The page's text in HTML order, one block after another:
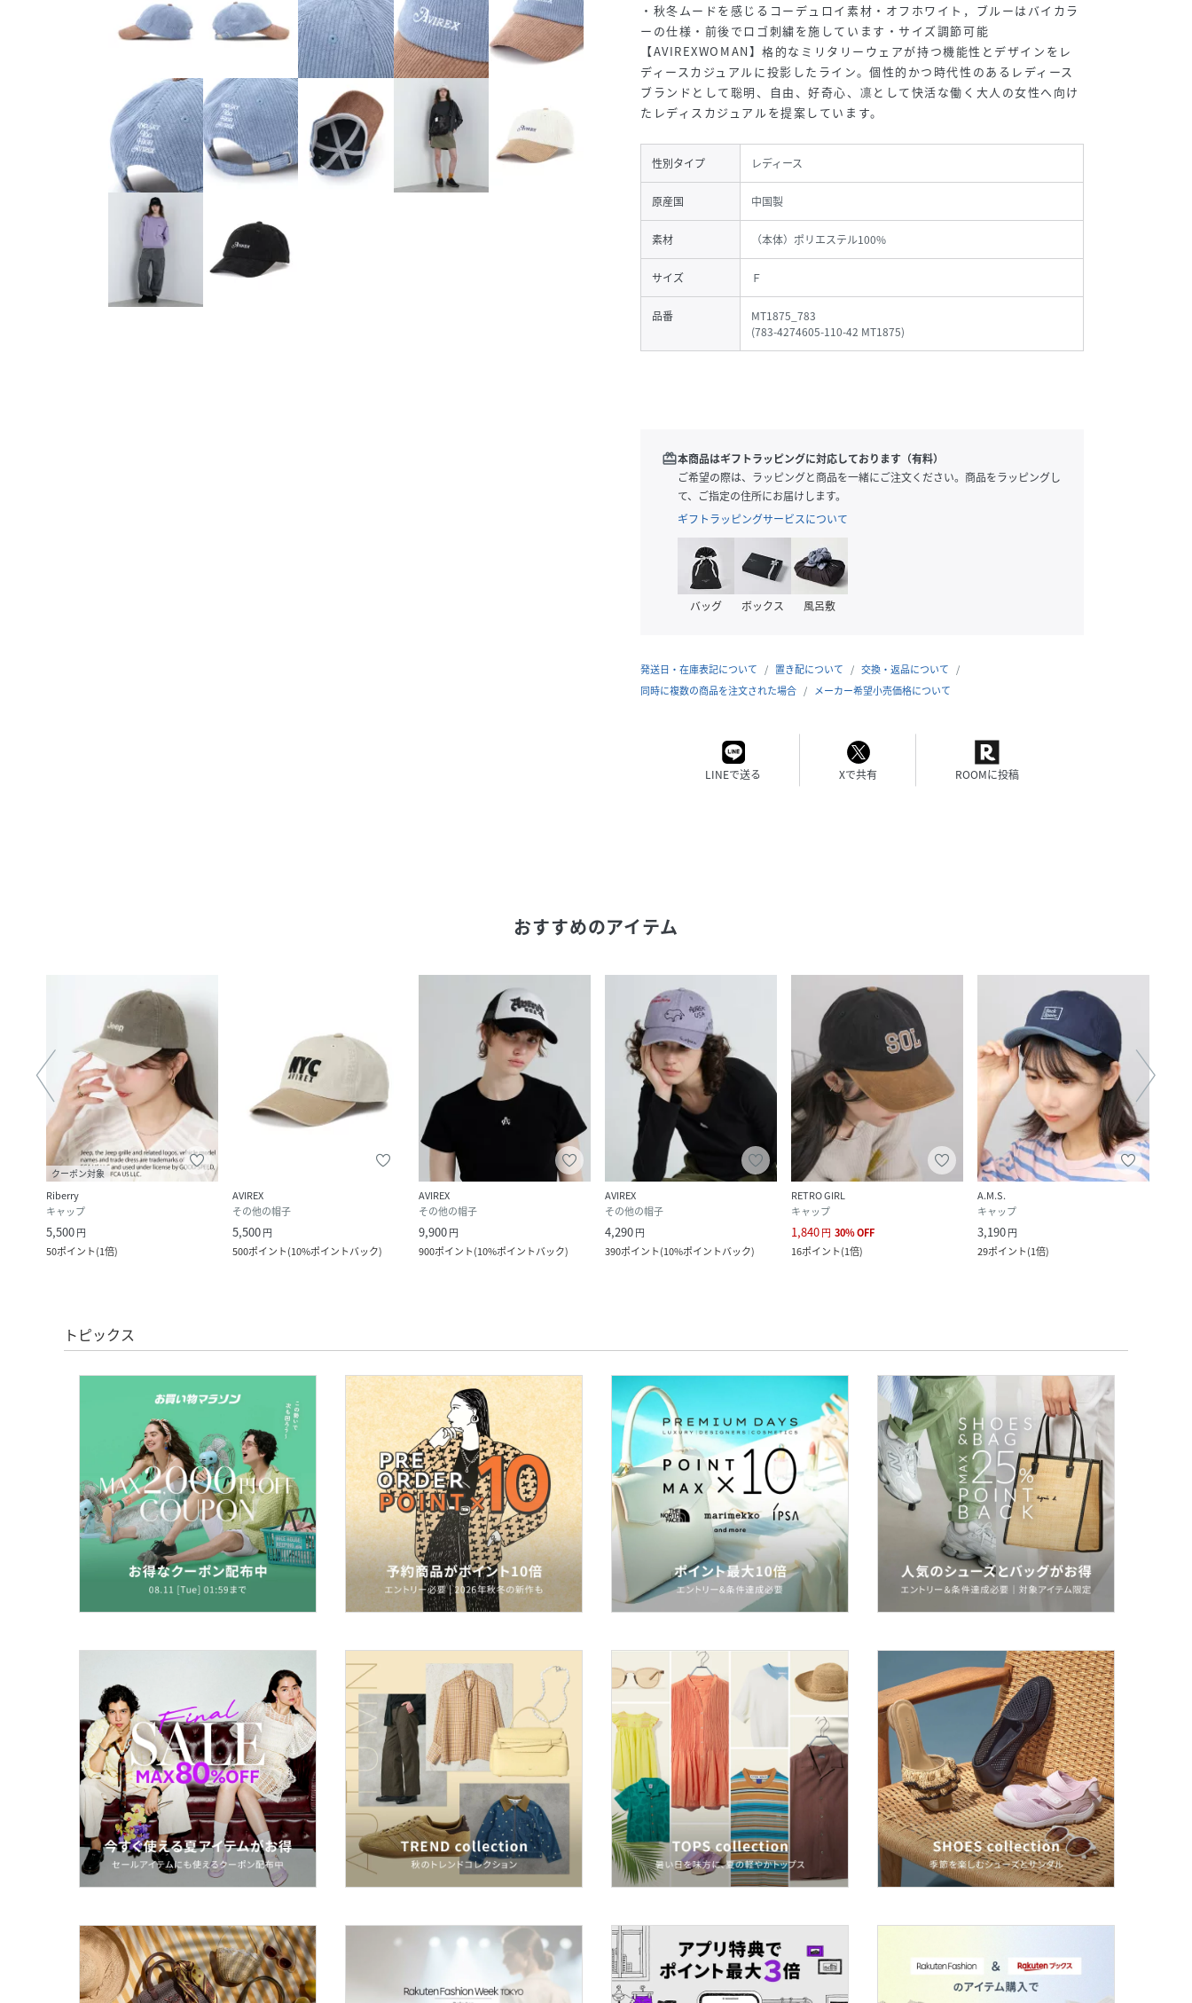
・秋冬ムードを感じるコーデュロイ素材・オフホワイト，ブルーはバイカラ
ーの仕様・前後でロゴ刺繍を施しています・サイズ調節可能
【AVIREXWOMAN】格的なミリタリーウェアが持つ機能性とデザインをレ
ディースカジュアルに投影したライン。個性的かつ時代性のあるレディース
ブランドとして聡明、自由、好奇心、凛として快活な働く大人の女性へ向け
たレディスカジュアルを提案しています。
性別タイプ レディース
原産国 中国製
素材 （本体）ポリエステル100%
サイズ Ｆ
品番
MT1875_783
(783-4274605-110-42 MT1875)
redeem本商品はギフトラッピングに対応しております（有料）
ご希望の際は、ラッピングと商品を一緒にご注文ください。商品をラッピングし
て、ご指定の住所にお届けします。
ギフトラッピングサービスについて
バッグ ボックス 風呂敷
発送日・在庫表記について 置き配について
交換・返品について
同時に複数の商品を注文された場合
メーカー希望小売価格について
LINEで送る Xで共有 ROOMに投稿
おすすめのアイテム
クーポン対象
Riberry
キャップ
5,500円
50ポイント(1倍)
AVIREX
その他の帽子
5,500円
500ポイント(10%ポイントバック)
AVIREX
その他の帽子
9,900円
900ポイント(10%ポイントバック)
AVIREX
その他の帽子
4,290円
390ポイント(10%ポイントバック)
RETRO GIRL
キャップ
1,840円 30%OFF
16ポイント(1倍)
A.M.S.
キャップ
3,190円
29ポイント(1倍)
トピックス